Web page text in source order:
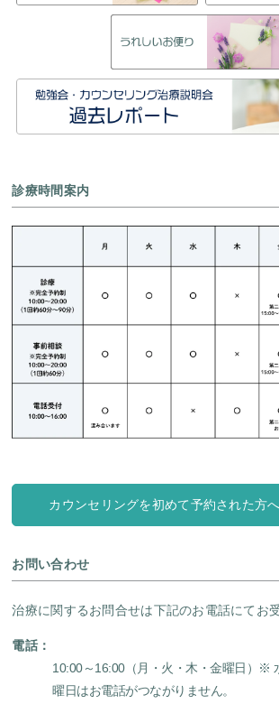
診療時間案内
カウンセリングを初めて予約された方へ
お問い合わせ
治療に関するお問合せは下記のお電話にてお
電話：
10:00～16:00（月・火・木・金曜日）
※
曜日はお電話がつながりません。